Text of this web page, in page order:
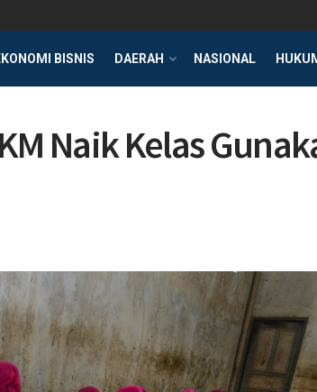
BISNIS DAERAH NASIONAL
Naik Kelas